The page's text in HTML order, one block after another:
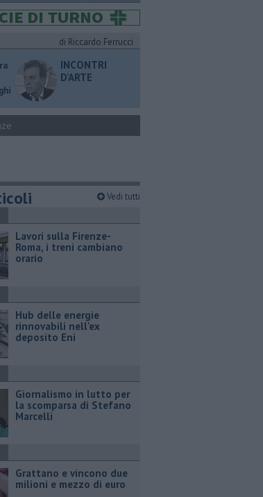
di Riccardo Ferrucci
INCONTRI
D'ARTE
Vedi tutti
Lavori sulla Firenze-
Roma, i treni cambiano
orario
Hub delle energie
rinnovabili nell'ex
deposito Eni
Giornalismo in lutto per
la scomparsa di Stefano
Marcelli
Grattano e vincono due
milioni e mezzo di euro